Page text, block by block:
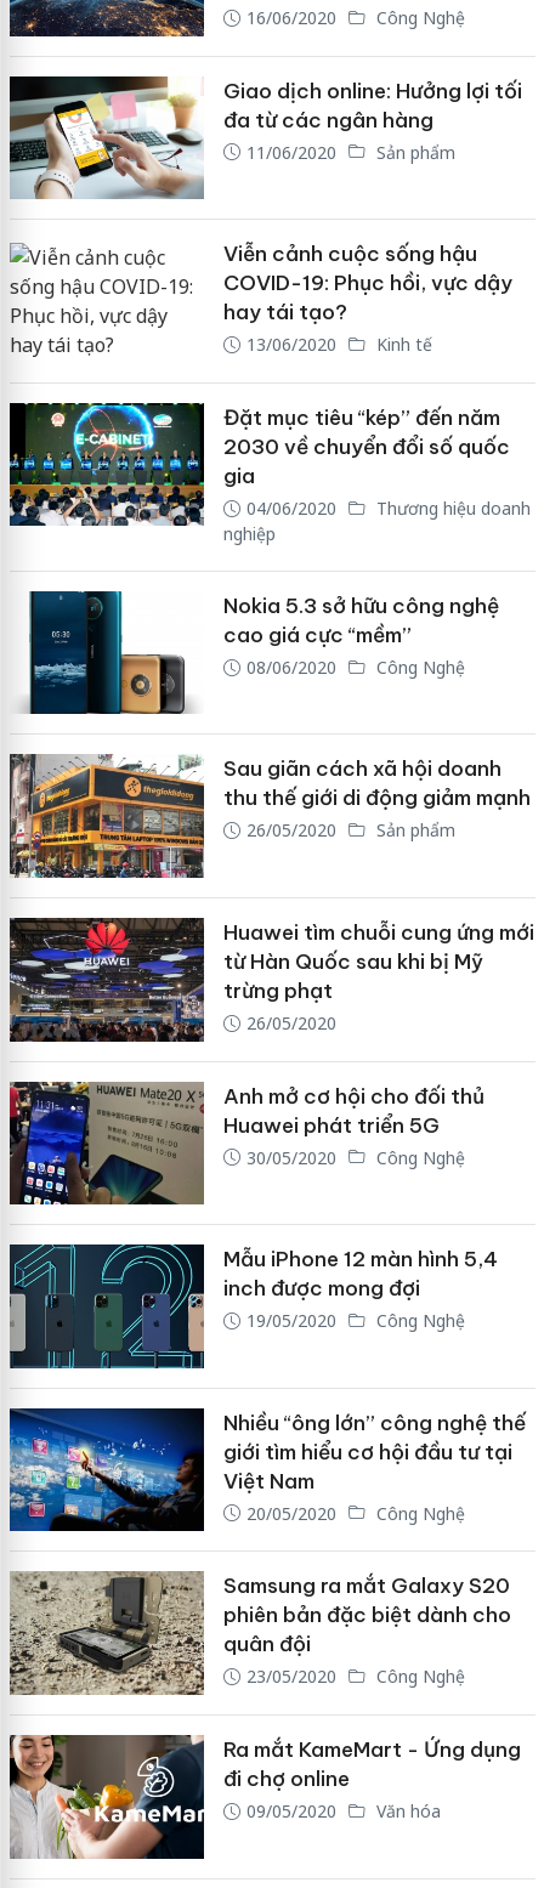
16/06/2020 Công Nghệ
Giao dịch online: Hưởng lợi tối
đa từ các ngân hàng
11/06/2020 Sản phẩm
Viễn cảnh cuộc sống hậu
COVID-19: Phục hồi, vực dậy
hay tái tạo?
13/06/2020 Kinh tế
Đặt mục tiêu “kép” đến năm
2030 về chuyển đổi số quốc
gia
04/06/2020
Thương hiệu doanh
nghiệp
Nokia 5.3 sở hữu công nghệ
cao giá cực “mềm”
08/06/2020 Công Nghệ
Sau giãn cách xã hội doanh
thu thế giới di động giảm mạnh
26/05/2020 Sản phẩm
Huawei tìm chuỗi cung ứng mới
từ Hàn Quốc sau khi bị Mỹ
trừng phạt
26/05/2020
Anh mở cơ hội cho đối thủ
Huawei phát triển 5G
30/05/2020 Công Nghệ
Mẫu iPhone 12 màn hình 5,4
inch được mong đợi
19/05/2020 Công Nghệ
Nhiều “ông lớn” công nghệ thế
giới tìm hiểu cơ hội đầu tư tại
Việt Nam
20/05/2020 Công Nghệ
Samsung ra mắt Galaxy S20
phiên bản đặc biệt dành cho
quân đội
23/05/2020 Công Nghệ
Ra mắt KameMart - Ứng dụng
đi chợ online
09/05/2020 Văn hóa